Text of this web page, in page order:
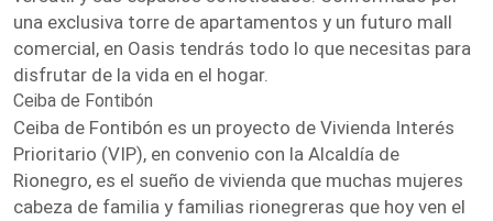
una exclusiva torre de apartamentos y un futuro mall
comercial, en Oasis tendrás todo lo que necesitas para
disfrutar de la vida en el hogar.
Ceiba de Fontibón
Ceiba de Fontibón es un proyecto de Vivienda Interés
Prioritario (VIP), en convenio con la Alcaldía de
Rionegro, es el sueño de vivienda que muchas mujeres
cabeza de familia y familias rionegreras que hoy ven el